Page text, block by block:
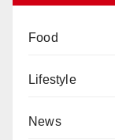
Food
Lifestyle
News